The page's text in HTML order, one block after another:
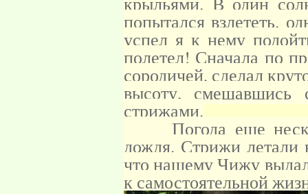
попытался взлететь,
успел я к нему
полетел! Сначала по
сородичей, сделал
высоту,
стрижами.
Погода еще
дождя. Стрижи летали
что нашему Чижу
к самостоятельной